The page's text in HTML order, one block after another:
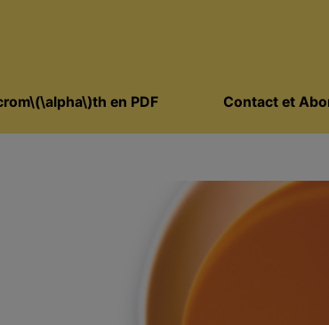
en PDF Contact et